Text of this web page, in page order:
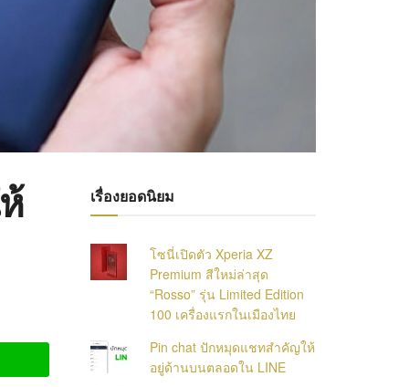
เรื่องยอดนิยม
โซนี่เปิดตัว Xperia XZ
Premium สีใหม่ล่าสุด
“Rosso” รุ่น Limited Edition
100 เครื่องแรกในเมืองไทย
Pin chat ปักหมุดแชทสำคัญให้
อยู่ด้านบนตลอดใน LINE